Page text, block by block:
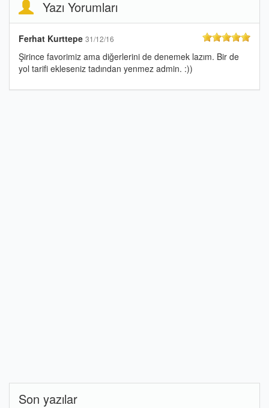
Yazı Yorumları
Ferhat Kurttepe 31/12/16
Şirince favorimiz ama diğerlerini de denemek lazım. Bir de
yol tarifi ekleseniz tadından yenmez admin. :))
Son yazılar